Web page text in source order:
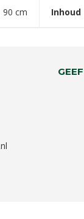
90 cm Inhoud